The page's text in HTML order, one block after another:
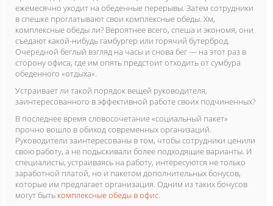
ежемесячно уходит на обеденные перерывы. Затем сотрудники
в спешке проглатывают свои комплексные обеды. Хм,
комплексные обеды ли? Вероятнее всего, спеша и экономя, они
съедают какой-нибудь гамбургер или горячий бутерброд.
Очередной беглый взгляд на часы и снова бег — на этот раз в
сторону офиса, где им опять предстоит отходить от сумбура
обеденного «отдыха».
Устраивает ли такой порядок вещей руководителя,
заинтересованного в эффективной работе своих подчиненных?
В последнее время словосочетание «социальный пакет»
прочно вошло в обиход современных организаций.
Руководители заинтересованы в том, чтобы сотрудники ценили
свою работу, а не подыскивали более подходящие варианты. И
специалисты, устраиваясь на работу, интересуются не только
заработной платой, но и пакетом дополнительных бонусов,
которые им предлагает организация. Одним из таких бонусов
могут быть комплексные обеды в офис.